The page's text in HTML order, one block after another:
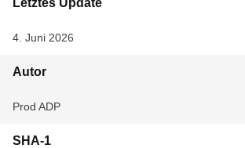
Letztes Update
4. Juni 2026
Autor
Prod ADP
SHA-1